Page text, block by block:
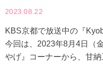
2023.08.22
KBS京都で放送中の『
今回は、2023年8月4日（
やげ』コーナーから、甘